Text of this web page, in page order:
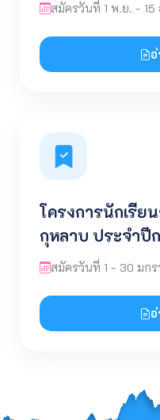
สมัครวันที่ 1 พ.ย. -
โครงการนักเรีย
กุหลาบ ประจำปี
สมัครวันที่ 1 - 30 มก